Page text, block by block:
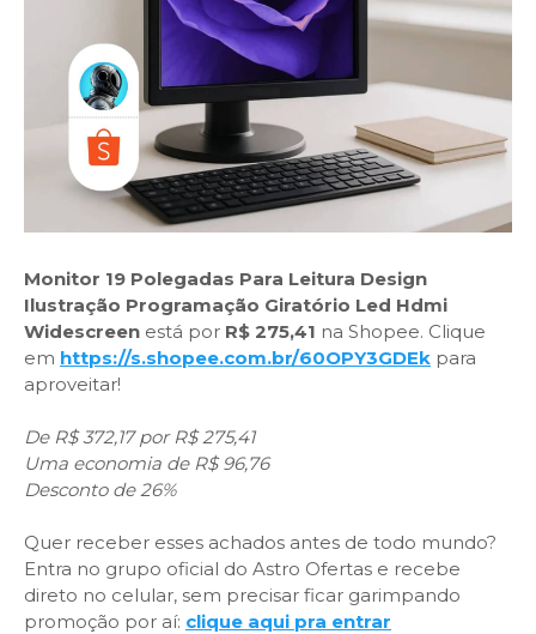
Monitor 19 Polegadas Para Leitura Design
Ilustração Programação Giratório Led Hdmi
Widescreen está por R$ 275,41 na Shopee. Clique
em https://s.shopee.com.br/60OPY3GDEk para
aproveitar!
De R$ 372,17 por R$ 275,41
Uma economia de R$ 96,76
Desconto de 26%
Quer receber esses achados antes de todo mundo?
Entra no grupo oficial do Astro Ofertas e recebe
direto no celular, sem precisar ficar garimpando
promoção por aí: clique aqui pra entrar